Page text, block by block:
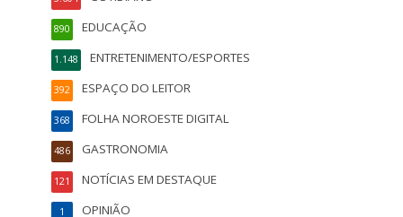
EDUCAÇÃO
890
ENTRETENIMENTO/ESPORTES
1.148
ESPAÇO DO LEITOR
392
FOLHA NOROESTE DIGITAL
368
GASTRONOMIA
486
NOTÍCIAS EM DESTAQUE
121
OPINIÃO
1